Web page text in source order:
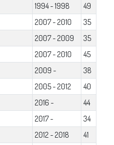
1994 - 1998
49
2007 - 2010
35
2007 - 2009
35
2007 - 2010
45
2009 -
38
2005 - 2012
40
2016 -
44
2017 -
34
2012 - 2018
41